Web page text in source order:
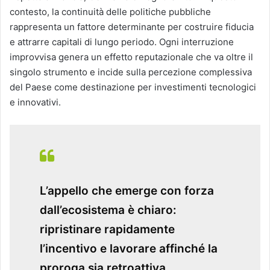
contesto, la continuità delle politiche pubbliche
rappresenta un fattore determinante per costruire fiducia
e attrarre capitali di lungo periodo. Ogni interruzione
improvvisa genera un effetto reputazionale che va oltre il
singolo strumento e incide sulla percezione complessiva
del Paese come destinazione per investimenti tecnologici
e innovativi.
L’appello che emerge con forza
dall’ecosistema è chiaro:
ripristinare rapidamente
l’incentivo e lavorare affinché la